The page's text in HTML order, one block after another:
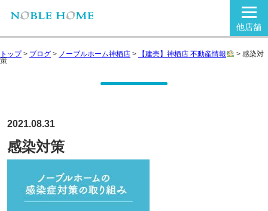
他店舗
トップ> ブログ > ノーブルホーム神栖店 > 【建売】神栖店 不動産情報 > 感染対
策
2021.08.31
感染対策